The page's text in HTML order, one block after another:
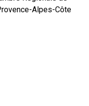
Alpes-Côte